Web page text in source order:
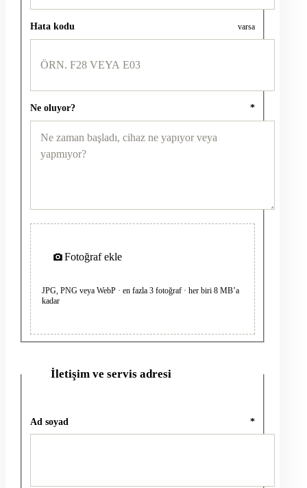
Hata kodu varsa
Ne oluyor? *
Fotoğraf ekle
JPG, PNG veya WebP · en fazla 3 fotoğraf · her biri 8 MB’a
kadar
İletişim ve servis adresi
Ad soyad *